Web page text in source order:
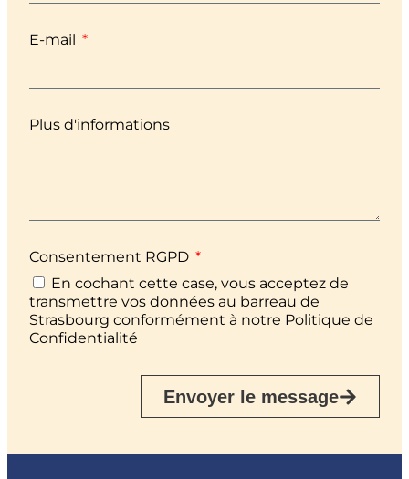
E-mail
Plus d'informations
Consentement RGPD
En cochant cette case, vous acceptez de
transmettre vos données au barreau de
Strasbourg conformément à notre Politique de
Confidentialité
Envoyer le message